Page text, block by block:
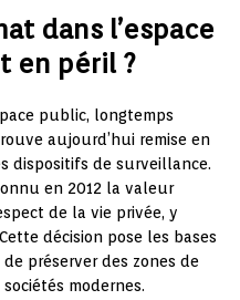
dans l’espace
en péril ?
public, longtemps
aujourd’hui remise en
dispositifs de surveillance.
en 2012 la valeur
de la vie privée, y
décision pose les bases
préserver des zones de
modernes.